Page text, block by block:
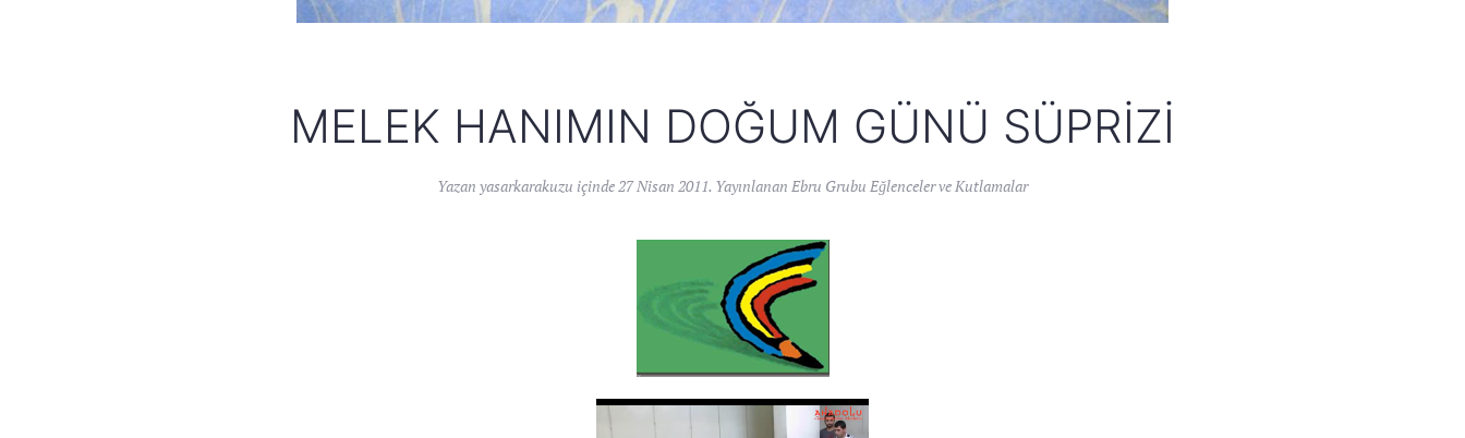
MELEK HANIMIN DOĞUM GÜNÜ SÜPRIZI
Yazan yasarkarakuzu içinde27 Nisan 2011. Yayınlanan Ebru Grubu Eğlenceler ve Kutlamalar